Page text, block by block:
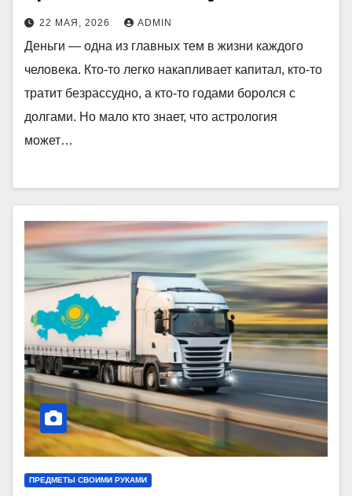
22 МАЯ, 2026 ADMIN
Деньги — одна из главных тем в жизни каждого
человека. Кто-то легко накапливает капитал, кто-то
тратит безрассудно, а кто-то годами боролся с
долгами. Но мало кто знает, что астрология
может…
ПРЕДМЕТЫ СВОИМИ РУКАМИ